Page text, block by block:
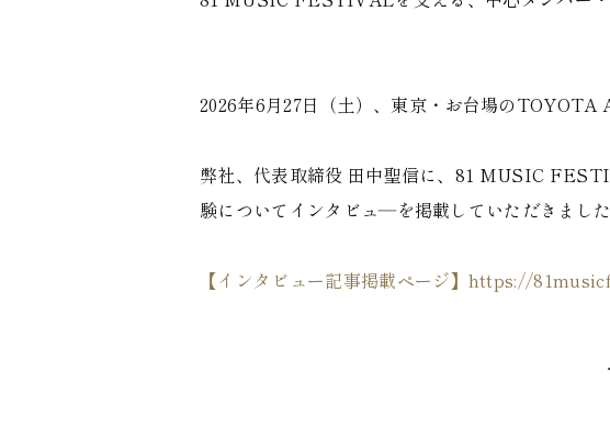
2026年6月27日（土）、東京・お台場の
弊社、代表取締役 田中聖信に、81 MUSIC
験についてインタビュ―を掲載していただきました
【インタビュー記事掲載ページ】https://